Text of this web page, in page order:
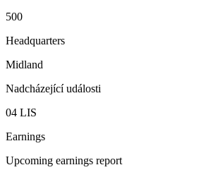
500
Headquarters
Midland
Nadcházející události
04 LIS
Earnings
Upcoming earnings report